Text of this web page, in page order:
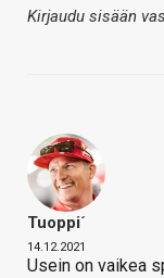
Kirjaudu sisään
Tuoppi´
14.12.2021
Usein on vaikea